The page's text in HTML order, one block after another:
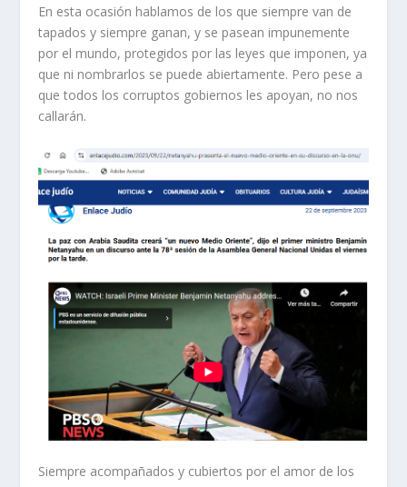
En esta ocasión hablamos de los que siempre van de
tapados y siempre ganan, y se pasean impunemente
por el mundo, protegidos por las leyes que imponen, ya
que ni nombrarlos se puede abiertamente. Pero pese a
que todos los corruptos gobiernos les apoyan, no nos
callarán.
Siempre acompañados y cubiertos por el amor de los